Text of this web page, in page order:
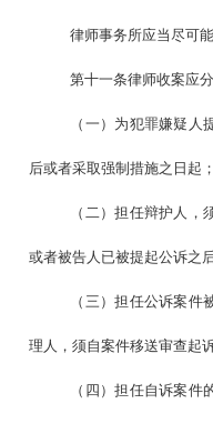
律师事务所应当尽可
第十一条律师收案应
（一）为犯罪嫌疑
后或者采取强制措施之日起；
（二）担任辩护人
或者被告人已被提起公诉之
（三）担任公诉案
理人，须自案件移送审查起
（四）担任自诉案